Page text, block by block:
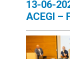
13-06-
ACEGI –